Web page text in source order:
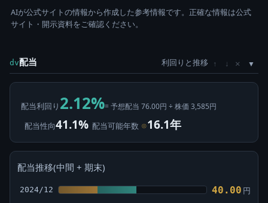
AIが公式サイトの情報から作成した参考情報です。正確な情報は公式
サイト・開示資料をご確認ください。
dv配当 利回りと推移 ↑ ↓ ×
配当利回り 2.12%= 予想配当 76.00円 ÷ 株価 3,585円
配当性向41.1% 配当可能年数 ⊙16.1年
配当推移(中間 + 期末)
2024/12 40.00 円